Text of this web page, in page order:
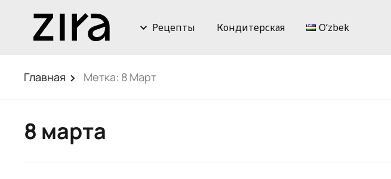
Рецепты Кондитерская Oʻzbek
Главная Метка: 8 Март
8 марта